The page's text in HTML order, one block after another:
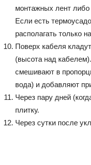
монтажных лент
Если есть
располагать только
Поверх кабеля
(высота над
смешивают в
вода) и добавляют
Через пару дней
плитку.
Через сутки после